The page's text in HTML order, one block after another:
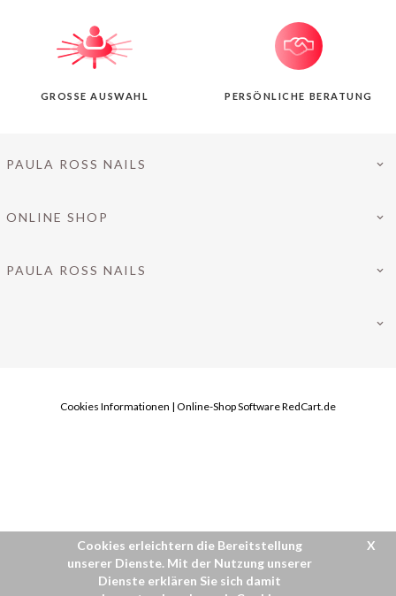
GROSSE AUSWAHL PERSÖNLICHE BERATUNG
PAULA ROSS NAILS
ONLINE SHOP
PAULA ROSS NAILS
Cookies Informationen | Online-Shop SoftwareRedCart.de
Cookies erleichtern die Bereitstellung
unserer Dienste. Mit der Nutzung unserer
Dienste erklären Sie sich damit
X